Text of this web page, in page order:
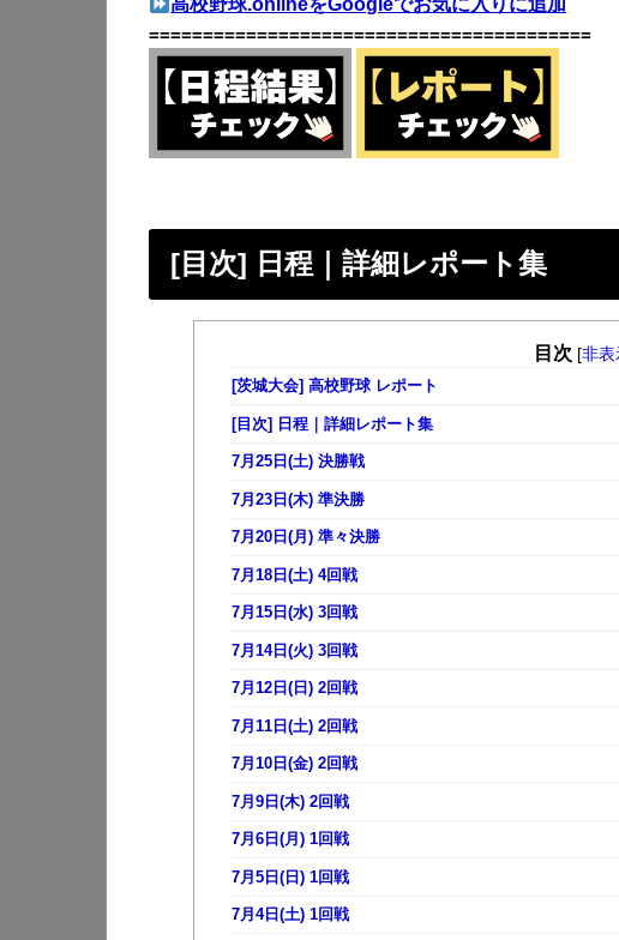
高校野球.onlineをGoogleでお気に入りに追加
=========================================
[目次] 日程｜詳細レポート集
目次 [非表
[茨城大会] 高校野球 レポート
[目次] 日程｜詳細レポート集
7月25日(土) 決勝戦
7月23日(木) 準決勝
7月20日(月) 準々決勝
7月18日(土) 4回戦
7月15日(水) 3回戦
7月14日(火) 3回戦
7月12日(日) 2回戦
7月11日(土) 2回戦
7月10日(金) 2回戦
7月9日(木) 2回戦
7月6日(月) 1回戦
7月5日(日) 1回戦
7月4日(土) 1回戦